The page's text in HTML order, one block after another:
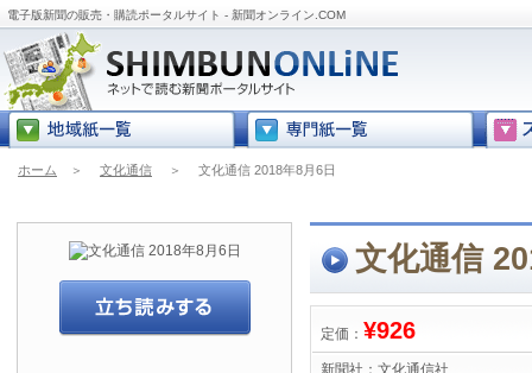
電子版新聞の販売・購読ポータルサイト - 新聞オンライン.COM
ホーム ＞ 文化通信 ＞ 文化通信 2018年8月6日
文化通信
定価： ¥926
新聞社： 文化通信社